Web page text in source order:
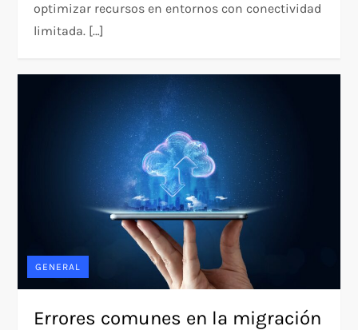
optimizar recursos en entornos con conectividad
limitada. […]
GENERAL
Errores comunes en la migración